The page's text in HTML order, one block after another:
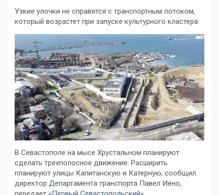
Узкие улочки не справятся с транспортным потоком,
который возрастет при запуске культурного кластера
В Севастополе на мысе Хрустальном планируют
сделать трёхполосное движение. Расширить
планируют улицы Капитанскую и Катерную, сообщил
директор Департамента транспорта Павел Иено,